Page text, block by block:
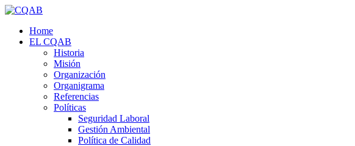
Home
EL CQAB
Historia
Misión
Organización
Organigrama
Referencias
Políticas
Seguridad Laboral
Gestión Ambiental
Política de Calidad